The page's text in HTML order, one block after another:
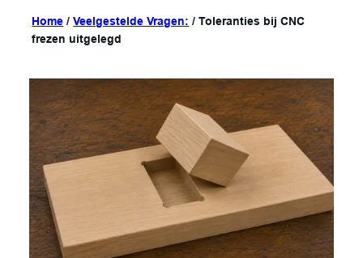
Home /Veelgestelde Vragen: /Toleranties bij CNC
frezen uitgelegd